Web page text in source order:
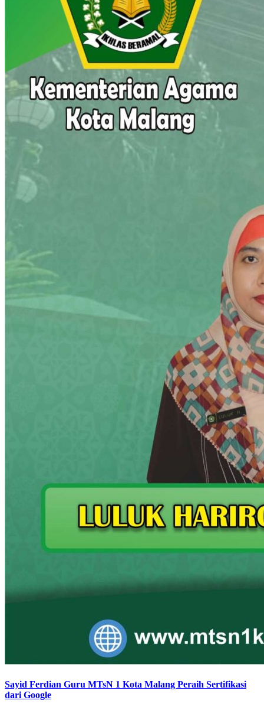
Sayid Ferdian Guru MTsN 1 Kota Malang Peraih Sertifikasi
dari Google